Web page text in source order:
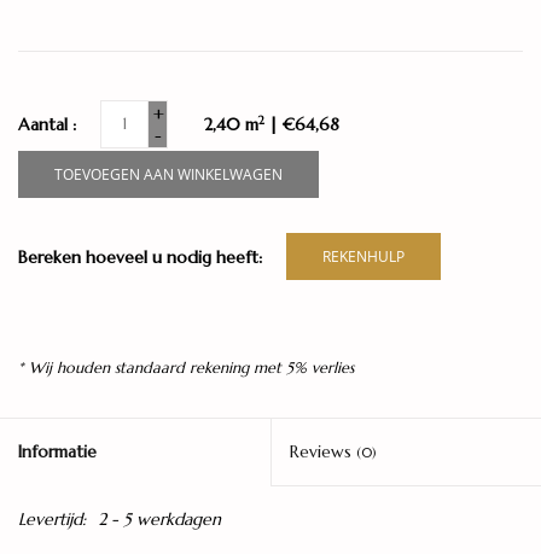
Aantal :
+
-
2,40 m2 | €64,68
TOEVOEGEN AAN WINKELWAGEN
Bereken hoeveel u nodig heeft: REKENHULP
* Wij houden standaard rekening met 5% verlies
Informatie Reviews (0)
Levertijd: 2 - 5 werkdagen